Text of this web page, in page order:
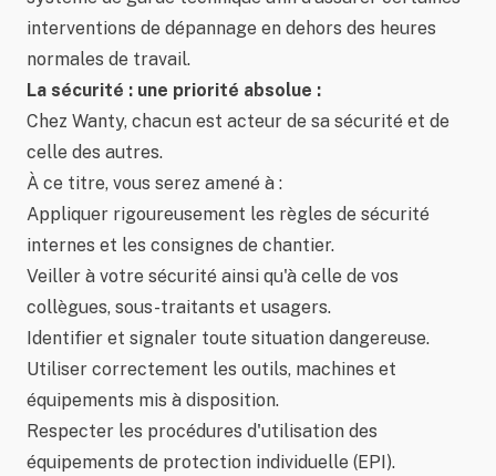
interventions de dépannage en dehors des heures
normales de travail.
La sécurité : une priorité absolue :
Chez Wanty, chacun est acteur de sa sécurité et de
celle des autres.
À ce titre, vous serez amené à :
Appliquer rigoureusement les règles de sécurité
internes et les consignes de chantier.
Veiller à votre sécurité ainsi qu'à celle de vos
collègues, sous-traitants et usagers.
Identifier et signaler toute situation dangereuse.
Utiliser correctement les outils, machines et
équipements mis à disposition.
Respecter les procédures d'utilisation des
équipements de protection individuelle (EPI).